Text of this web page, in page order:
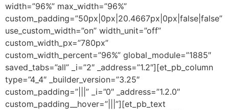
width=”96%” max_width=”96%”
custom_padding=”50px|0px|20.4667px|0px|false|false”
use_custom_width=”on” width_unit=”off”
custom_width_px=”780px”
custom_width_percent=”96%” global_module=”1885″
saved_tabs=”all” _i=”2″ _address=”1.2″][et_pb_column
type=”4_4″ _builder_version=”3.25″
custom_padding=”|||” _i=”0″ _address=”1.2.0″
custom_padding__hover=”|||”][et_pb_text